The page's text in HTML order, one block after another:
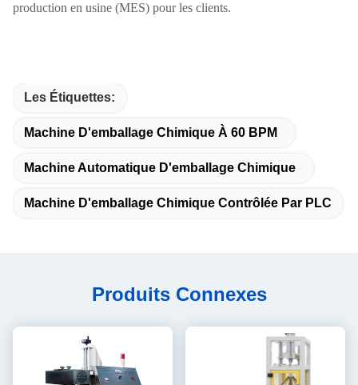
production en usine (MES) pour les clients.
Les Étiquettes:
Machine D'emballage Chimique À 60 BPM
Machine Automatique D'emballage Chimique
Machine D'emballage Chimique Contrôlée Par PLC
Produits Connexes